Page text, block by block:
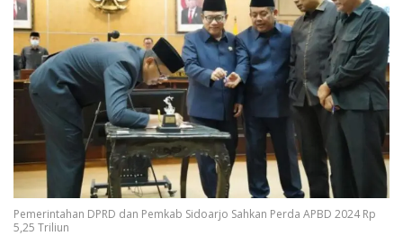
Pemerintahan DPRD dan Pemkab Sidoarjo Sahkan Perda APBD 2024 Rp
5,25 Triliun